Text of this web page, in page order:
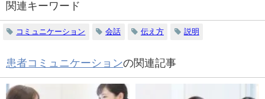
関連キーワード
コミュニケーション 会話 伝え方 説明
患者コミュニケーションの関連記事